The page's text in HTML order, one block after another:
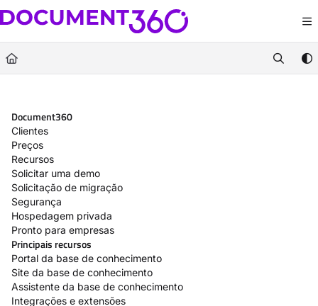
Documentation Index
Fetch the complete documentation index at:https://docs.document360.com/
Use this file to discover all available pages before exploring further.
Document360
Clientes
Preços
Recursos
Solicitar uma demo
Solicitação de migração
Segurança
Hospedagem privada
Pronto para empresas
Principais recursos
Portal da base de conhecimento
Site da base de conhecimento
Assistente da base de conhecimento
Integrações e extensões